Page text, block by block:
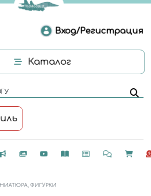
Вход/Регистрация
Каталог
ФИГУРКИ